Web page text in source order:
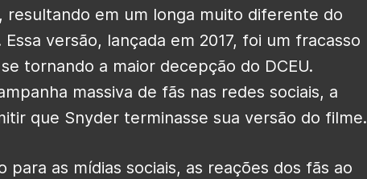
em um longa muito diferente do
versão, lançada em 2017, foi um fracasso
tornando a maior decepção do DCEU.
massiva de fãs nas redes sociais, a
que Snyder terminasse sua versão do filme.
para as mídias sociais, as reações dos fãs ao